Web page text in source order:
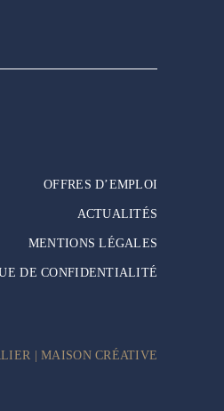
OFFRES D’EMPLOI
ACTUALITÉS
MENTIONS LÉGALES
DE CONFIDENTIALITÉ
| MAISON CRÉATIVE